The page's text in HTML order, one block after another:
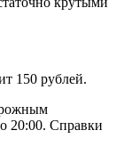
150 рублей.
20:00. Справки